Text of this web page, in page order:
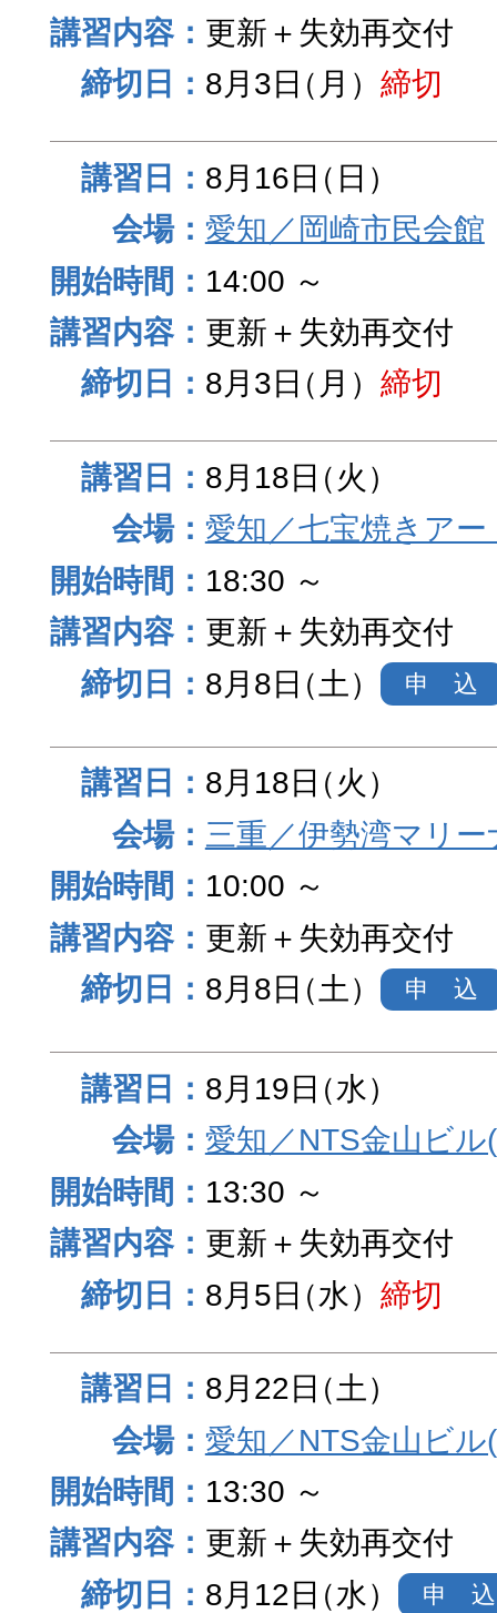
更新＋失効再交付
8月3日（月） 締切
8月16日（日）
愛知／岡崎市民会館
14:00 ～
更新＋失効再交付
8月3日（月） 締切
8月18日（火）
愛知／七宝焼きア
18:30 ～
更新＋失効再交付
8月8日（土） 申 込
8月18日（火）
三重／伊勢湾マリー
10:00 ～
更新＋失効再交付
8月8日（土） 申 込
8月19日（水）
愛知／NTS金山ビ
13:30 ～
更新＋失効再交付
8月5日（水） 締切
8月22日（土）
愛知／NTS金山ビ
13:30 ～
更新＋失効再交付
8月12日（水） 申 込